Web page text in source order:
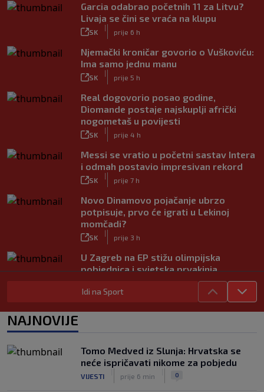
Garcia odabrao početnih 11 za Litvu?
Livaja se čini se vraća na klupu
SK
|
prije 6 h
Njemački kroničar govorio o Vuškoviću:
Ima samo jednu manu
SK
|
prije 5 h
Real dogovorio posao godine,
Diomande postaje najskuplji afrički
nogometaš u povijesti
SK
|
prije 4 h
Messi se vratio u početni sastav Intera
i odmah postavio impresivan rekord
SK
|
prije 7 h
Novo Dinamovo pojačanje ubrzo
potpisuje, prvo će igrati u Lekinoj
momčadi?
SK
|
prije 3 h
U Zagreb na EP stižu olimpijska
pobjednica i svjetska prvakinja
Jagušić u misiji ulaska među Vatrene,
opet je postigao pogodak za
Idi na Sport
NAJNOVIJE
Tomo Medved iz Slunja: Hrvatska se
neće ispričavati nikome za pobjedu
VIJESTI prije 6 min 0